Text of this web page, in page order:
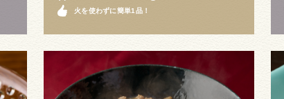
火を使わずに簡単1品！